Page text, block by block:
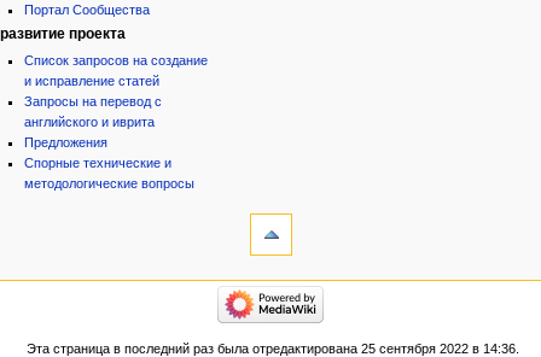
Портал Сообщества
развитие проекта
Список запросов на создание
и исправление статей
Запросы на перевод с
английского и иврита
Предложения
Спорные технические и
методологические вопросы
категории
Эта страница в последний раз была отредактирована 25 сентября 2022 в 14:36.